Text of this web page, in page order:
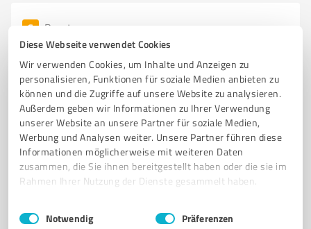
Diese Webseite verwendet Cookies
Wir verwenden Cookies, um Inhalte und Anzeigen zu
personalisieren, Funktionen für soziale Medien anbieten zu
können und die Zugriffe auf unsere Website zu analysieren.
Außerdem geben wir Informationen zu Ihrer Verwendung
unserer Website an unsere Partner für soziale Medien,
Werbung und Analysen weiter. Unsere Partner führen diese
Informationen möglicherweise mit weiteren Daten
zusammen, die Sie ihnen bereitgestellt haben oder die sie im
Rahmen Ihrer Nutzung der Dienste gesammelt haben.
Impressum Datenschutzbestimmungen
Einwilligungsauswahl
Notwendig Präferenzen
6 Beratung
Dr.-Ing. Johannes Ackva
Ingenieurbüro für Mechanik - Finite-Elemente-
Analyse und technische Beratung
INGENIEURBÜRO MECHANIK FINITE-ELEMENTE-ANALYSE
SOFTWAREINSTALLATION BRUCHMECHANIK WÄRMEÜBERTRAGUNG
DYNAMISCHE ANALYSEN TECHNISCHE BERATUNG
code-aster@code-aster.de www.code-aster.de/